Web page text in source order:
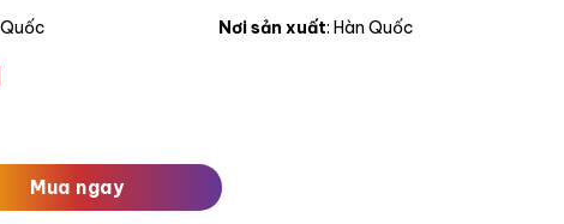
Nơi sản xuất: Hàn Quốc
Cream 50g số lượng
Mua ngay